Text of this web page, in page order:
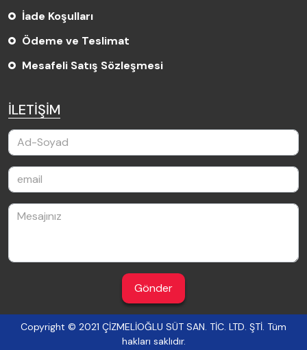
İade Koşulları
Ödeme ve Teslimat
Mesafeli Satış Sözleşmesi
İLETİŞİM
Gönder
Copyright © 2021 ÇİZMELİOĞLU SÜT SAN. TİC. LTD. ŞTİ. Tüm
hakları saklıdır.